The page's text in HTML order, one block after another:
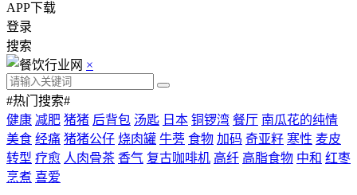
APP下载
登录
搜索
×
#热门搜索#
健康 减肥 猪猪 后背包 汤匙 日本 铜锣湾 餐厅 南瓜花的纯情
美食 经痛 猪猪公仔 烧肉罐 牛蒡 食物 加码 奇亚籽 寒性 麦皮
转型 疗愈 人肉骨茶 香气 复古咖啡机 高纤 高脂食物 中和 红枣
烹煮 喜爱